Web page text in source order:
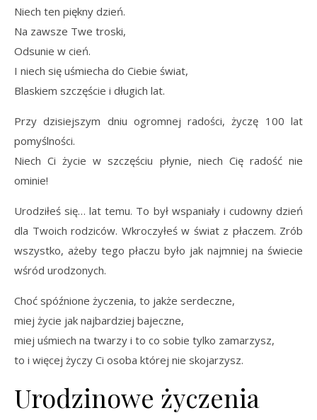
Niech ten piękny dzień.
Na zawsze Twe troski,
Odsunie w cień.
I niech się uśmiecha do Ciebie świat,
Blaskiem szczęście i długich lat.
Przy dzisiejszym dniu ogromnej radości, życzę 100 lat
pomyślności.
Niech Ci życie w szczęściu płynie, niech Cię radość nie
ominie!
Urodziłeś się… lat temu. To był wspaniały i cudowny dzień
dla Twoich rodziców. Wkroczyłeś w świat z płaczem. Zrób
wszystko, ażeby tego płaczu było jak najmniej na świecie
wśród urodzonych.
Choć spóźnione życzenia, to jakże serdeczne,
miej życie jak najbardziej bajeczne,
miej uśmiech na twarzy i to co sobie tylko zamarzysz,
to i więcej życzy Ci osoba której nie skojarzysz.
Urodzinowe życzenia